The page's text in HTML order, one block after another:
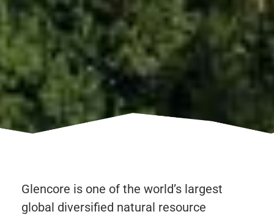
Glencore is one of the world’s largest
global diversified natural resource